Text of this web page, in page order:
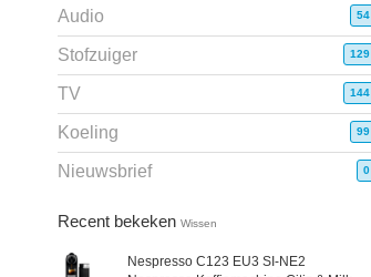
Audio 54
Stofzuiger 129
TV 144
Koeling 99
Nieuwsbrief 0
Recent bekeken Wissen
NespressoC123 EU3 SI-NE2